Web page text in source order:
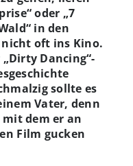
oder „7
in den
oft ins Kino.
Dancing“-
sollte es
Vater, denn
dem er an
Film gucken